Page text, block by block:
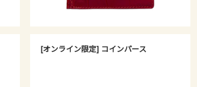
[オンライン限定] コインパース